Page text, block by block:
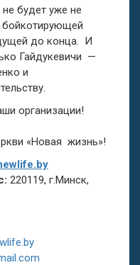
будет уже не
бойкотирующей
до конца. И
Гайдукевичи —
и
организации!
«Новая жизнь»!
220119, г.Минск,